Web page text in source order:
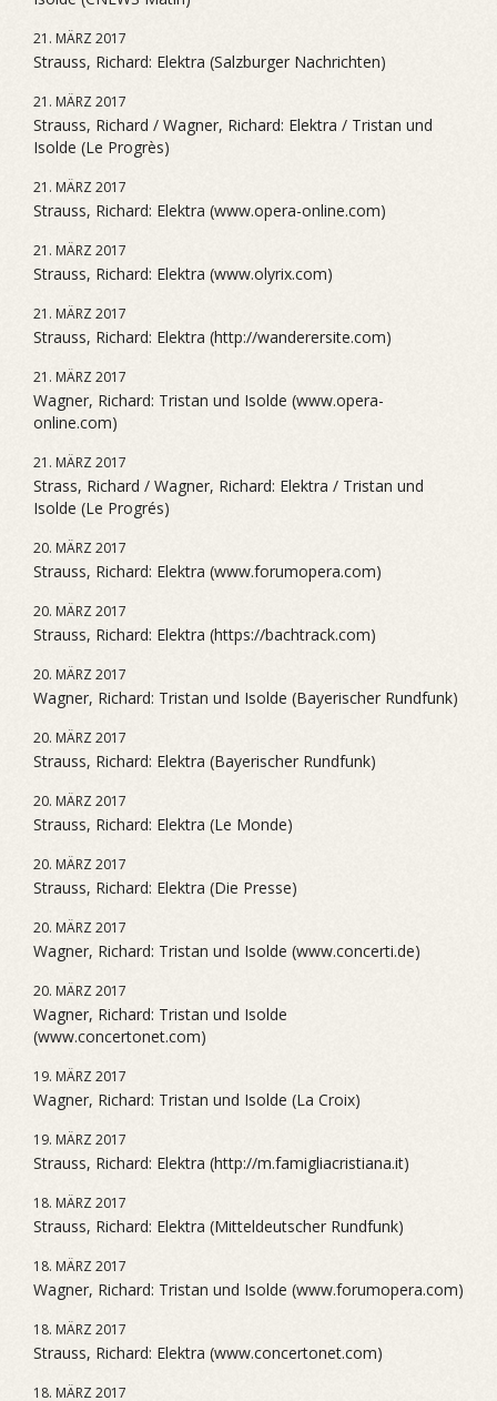
21. MÄRZ 2017
Strauss, Richard: Elektra (Salzburger Nachrichten)
21. MÄRZ 2017
Strauss, Richard / Wagner, Richard: Elektra / Tristan und
Isolde (Le Progrès)
21. MÄRZ 2017
Strauss, Richard: Elektra (www.opera-online.com)
21. MÄRZ 2017
Strauss, Richard: Elektra (www.olyrix.com)
21. MÄRZ 2017
Strauss, Richard: Elektra (http://wanderersite.com)
21. MÄRZ 2017
Wagner, Richard: Tristan und Isolde (www.opera-
online.com)
21. MÄRZ 2017
Strass, Richard / Wagner, Richard: Elektra / Tristan und
Isolde (Le Progrés)
20. MÄRZ 2017
Strauss, Richard: Elektra (www.forumopera.com)
20. MÄRZ 2017
Strauss, Richard: Elektra (https://bachtrack.com)
20. MÄRZ 2017
Wagner, Richard: Tristan und Isolde (Bayerischer Rundfunk)
20. MÄRZ 2017
Strauss, Richard: Elektra (Bayerischer Rundfunk)
20. MÄRZ 2017
Strauss, Richard: Elektra (Le Monde)
20. MÄRZ 2017
Strauss, Richard: Elektra (Die Presse)
20. MÄRZ 2017
Wagner, Richard: Tristan und Isolde (www.concerti.de)
20. MÄRZ 2017
Wagner, Richard: Tristan und Isolde
(www.concertonet.com)
19. MÄRZ 2017
Wagner, Richard: Tristan und Isolde (La Croix)
19. MÄRZ 2017
Strauss, Richard: Elektra (http://m.famigliacristiana.it)
18. MÄRZ 2017
Strauss, Richard: Elektra (Mitteldeutscher Rundfunk)
18. MÄRZ 2017
Wagner, Richard: Tristan und Isolde (www.forumopera.com)
18. MÄRZ 2017
Strauss, Richard: Elektra (www.concertonet.com)
18. MÄRZ 2017